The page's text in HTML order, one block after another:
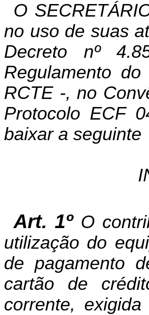
O
no uso de suas
Decreto nº
Regulamento
RCTE -, no
Protocolo ECF
baixar a seguinte
Art. 1º O
utilização do
de pagamento
cartão de
corrente,